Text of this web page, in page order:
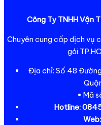
Công Ty TNHH Vận
Chuyên cung cấp dịch vụ
gói
Địa chỉ: Số 48
• Mã
Hotline:
Web: